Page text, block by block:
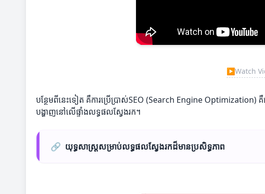
▶Watch
បន្ថែមពីនេះទៀត គឺការប្រើប្រាស់SEO (Search Engine Optimization) គឺ
បង្ហាញនៅលើផ្ទាំងលទ្ធផលស្វែងរក។
🔗 យុទ្ធសាស្ត្រសម្រាប់លទ្ធផលស្វែងរកដ៏មានប្រសិទ្ធភាព